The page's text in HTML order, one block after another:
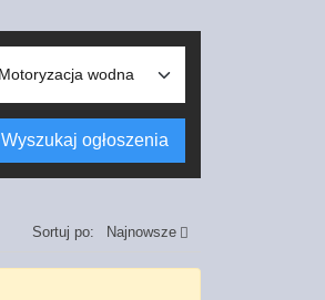
Wyszukaj ogłoszenia
Sortuj po: Najnowsze